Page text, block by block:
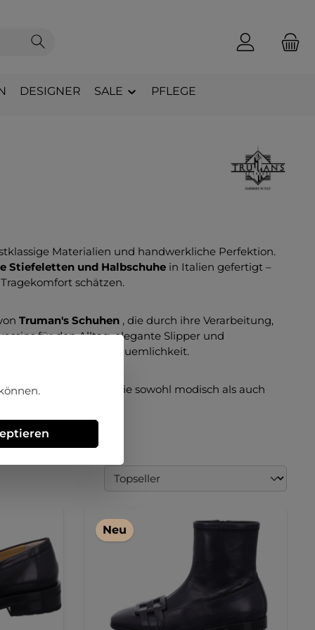
DESIGNER SALE PFLEGE
Materialien und handwerkliche Perfektion.
Stiefeletten und Halbschuhe in Italien gefertigt –
schätzen.
Truman's Schuhen , die durch ihre Verarbeitung,
für den Alltag, elegante Slipper und
mit maximaler Bequemlichkeit.
Sie Schuhe, die sowohl modisch als auch
Neu